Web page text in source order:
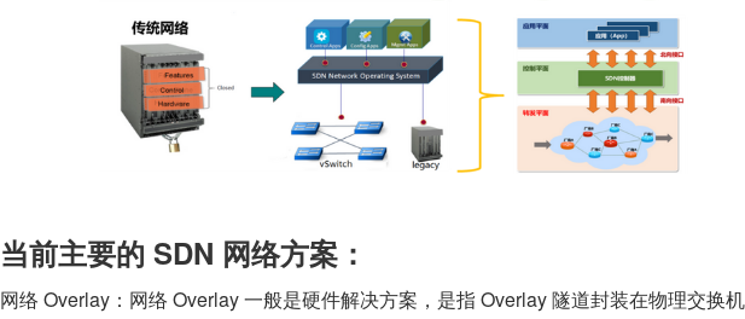
当前主要的 SDN 网络方案：
网络 Overlay：网络 Overlay 一般是硬件解决方案，是指 Overlay 隧道封装在物理交换